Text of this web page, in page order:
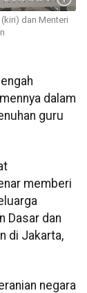
dan Menteri
dalam
guru
memberi
Dasar dan
di Jakarta,
negara